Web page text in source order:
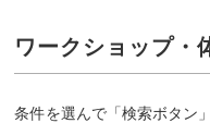
ワークショップ・
条件を選んで「検索ボタン